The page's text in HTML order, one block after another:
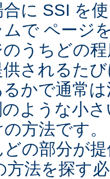
に SSI を
で ページ
うちどの
されるた
かで通常
ような小
の方法です
の部分が
方法を探す